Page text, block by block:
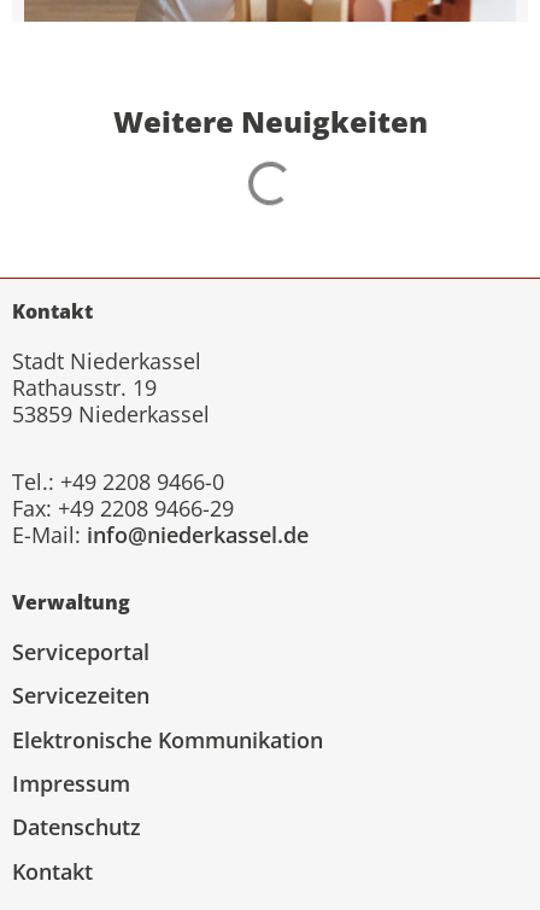
Weitere Neuigkeiten
Kontakt
Stadt Niederkassel
Rathausstr. 19
53859 Niederkassel
Tel.: +49 2208 9466-0
Fax: +49 2208 9466-29
E-Mail: info@niederkassel.de
Verwaltung
Serviceportal
Servicezeiten
Elektronische Kommunikation
Impressum
Datenschutz
Kontakt